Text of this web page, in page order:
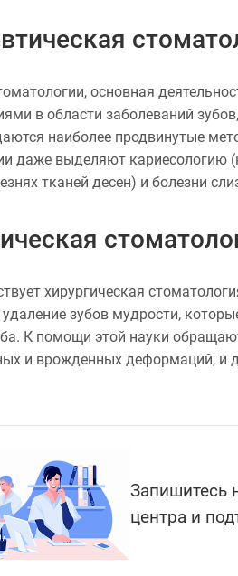
основная
в области заболеваний
наиболее продвинутые
даже выделяют кариесологию
тканей десен) и болезни
хирургическая
зубов мудрости,
К помощи этой науки
и врожденных деформаций, и
Запишитесь
центра и